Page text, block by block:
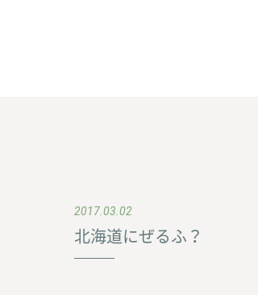
2017.03.02
北海道にぜるふ？